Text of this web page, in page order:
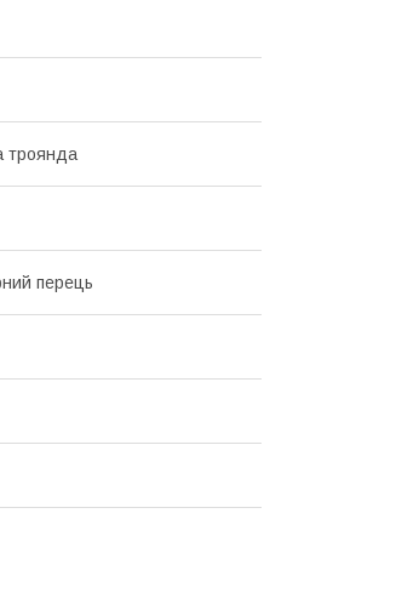
троянда
перець